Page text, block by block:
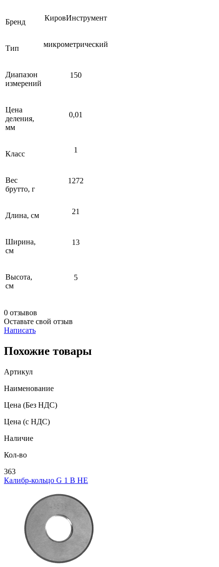
Бренд КировИнструмент
Тип микрометрический
Диапазон
измерений
150
Цена
деления,
мм
0,01
Класс 1
Вес
брутто, г
1272
Длина, см 21
Ширина,
см
13
Высота,
см
5
0 отзывов
Оставьте свой отзыв
Написать
Похожие товары
Артикул
Наименование
Цена (Без НДС)
Цена (с НДС)
Наличие
Кол-во
363
Калибр-кольцо G 1 В НЕ